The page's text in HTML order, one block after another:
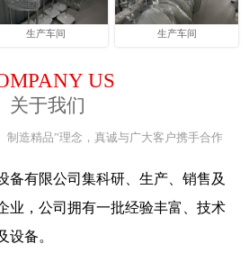
生产车间 生产车间
US
关于我们
制造精品”理念，真诚与广大客户携手合作
有限公司集科研、生产、销售及
业，公司拥有一批经验丰富、技术
设备。